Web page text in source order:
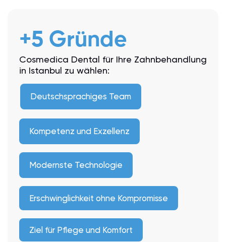
+5 Gründe
Cosmedica Dental für Ihre Zahnbehandlung
in Istanbul zu wählen:
Deutschsprachiges Team
Kompetenz und Exzellenz
Modernste Technologie
Erschwinglichkeit ohne Kompromisse
Ziel für Pflege und Komfort